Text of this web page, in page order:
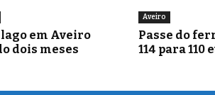
lago em Aveiro
dois meses
Aveiro
Passe do
114 para 110